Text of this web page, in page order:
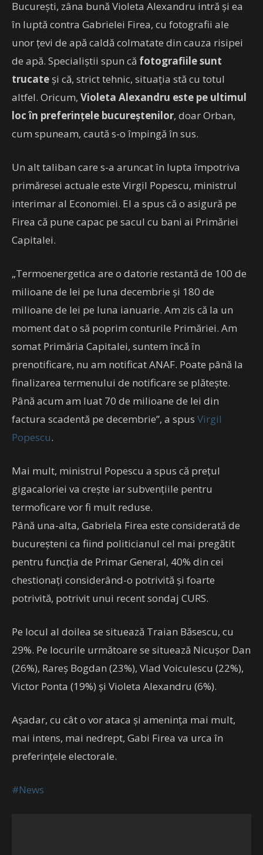
București, zâna bună Violeta Alexandru intră și ea
în luptă contra Gabrielei Firea, cu fotografii ale
unor țevi de apă caldă colmatate din cauza risipei
de apă. Specialiștii spun că fotografiile sunt
trucate și că, strict tehnic, situația stă cu totul
altfel. Oricum, Violeta Alexandru este pe ultimul
loc în preferințele bucureștenilor, doar Orban,
cum spuneam, caută s-o împingă în sus.
Un alt taliban care s-a aruncat în lupta împotriva
primăresei actuale este Virgil Popescu, ministrul
interimar al Economiei. El a spus că o asigură pe
Firea că pune capac pe sacul cu bani ai Primăriei
Capitalei.
„Termoenergetica are o datorie restantă de 100 de
milioane de lei pe luna decembrie şi 180 de
milioane de lei pe luna ianuarie. Am zis că la un
moment dat o să poprim conturile Primăriei. Am
somat Primăria Capitalei, suntem încă în
prenotificare, nu am notificat ANAF. Poate până la
finalizarea termenului de notificare se plăteşte.
Până acum am luat 70 de milioane de lei din
factura scadentă pe decembrie”, a spus Virgil
Popescu.
Mai mult, ministrul Popescu a spus că prețul
gigacaloriei va crește iar subvențiile pentru
termoficare vor fi mult reduse.
Până una-alta, Gabriela Firea este considerată de
bucureșteni ca fiind politicianul cel mai pregătit
pentru funcția de Primar General, 40% din cei
chestionați considerând-o potrivită și foarte
potrivită, potrivit unui recent sondaj CURS.
Pe locul al doilea se situează Traian Băsescu, cu
29%. Pe locurile următoare se situează Nicușor Dan
(26%), Rareș Bogdan (23%), Vlad Voiculescu (22%),
Victor Ponta (19%) și Violeta Alexandru (6%).
Așadar, cu cât o vor ataca și amenința mai mult,
mai intens, mai nedrept, Gabi Firea va urca în
preferințele electorale.
#News